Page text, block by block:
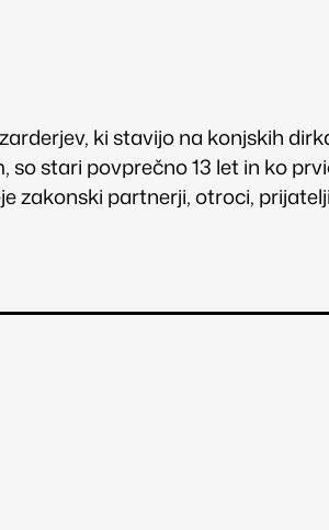
ki stavijo na konjskih
stari povprečno 13 let in ko
zakonski partnerji, otroci,